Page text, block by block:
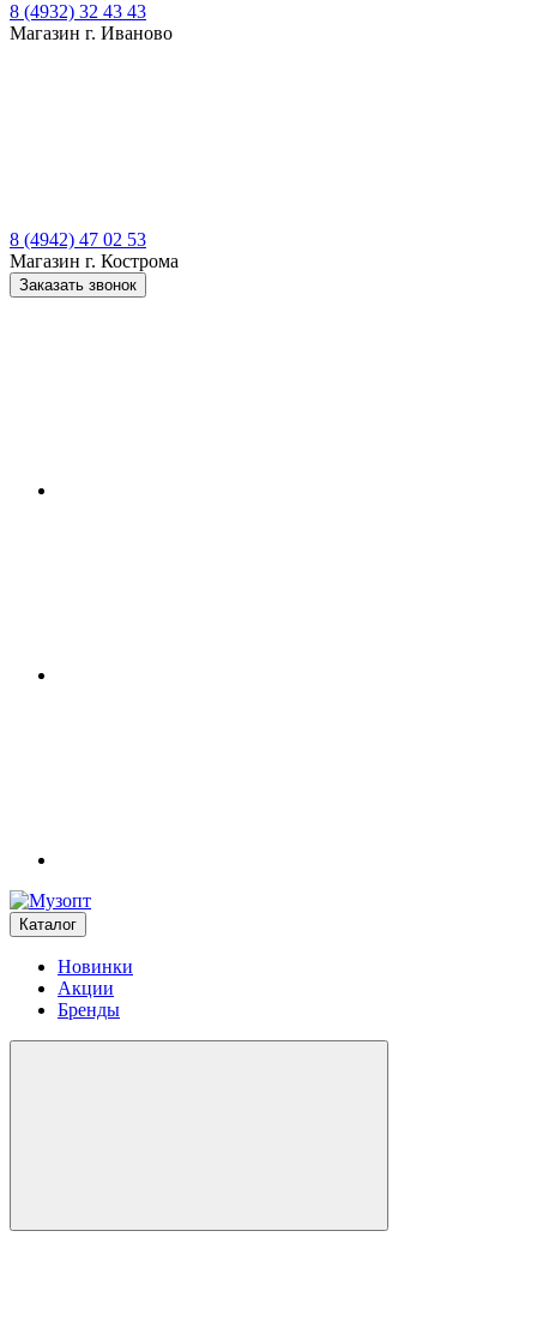
8 (4932) 32 43 43
Магазин г. Иваново
8 (4942) 47 02 53
Магазин г. Кострома
Заказать звонок
Каталог
Новинки
Акции
Бренды